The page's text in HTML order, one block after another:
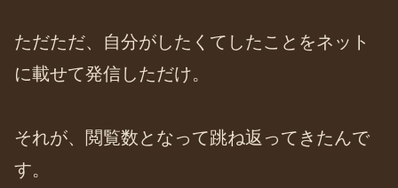
ただただ、自分がしたくてしたことをネット
に載せて発信しただけ。
それが、閲覧数となって跳ね返ってきたんで
す。